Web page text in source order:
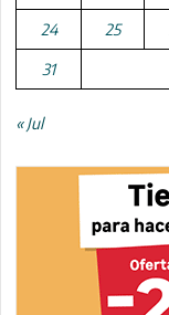
24 25
31
« Jul